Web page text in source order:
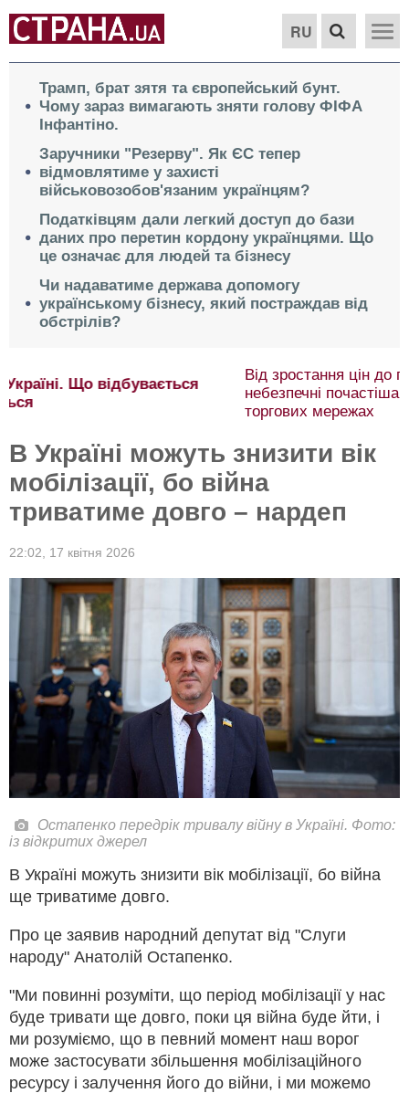
RU
Трамп, брат зятя та європейський бунт.
Чому зараз вимагають зняти голову ФІФА
Інфантіно.
Заручники "Резерву". Як ЄС тепер
відмовлятиме у захисті
військовозобов'язаним українцям?
Податківцям дали легкий доступ до бази
даних про перетин кордону українцями. Що
це означає для людей та бізнесу
Чи надаватиме держава допомогу
українському бізнесу, який постраждав від
обстрілів?
Від зростання цін до порожніх полиць. Чим
небезпечні почастішання ударів по українських
торгових мережах
В Україні можуть знизити вік
мобілізації, бо війна
триватиме довго – нардеп
22:02, 17 квітня 2026
Остапенко передрік тривалу війну в Україні. Фото:
із відкритих джерел
В Україні можуть знизити вік мобілізації, бо війна
ще триватиме довго.
Про це заявив народний депутат від "Слуги
народу" Анатолій Остапенко.
"Ми повинні розуміти, що період мобілізації у нас
буде тривати ще довго, поки ця війна буде йти, і
ми розуміємо, що в певний момент наш ворог
може застосувати збільшення мобілізаційного
ресурсу і залучення його до війни, і ми можемо